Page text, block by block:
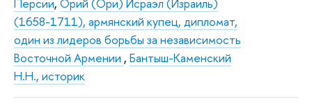
(1658-1711), армянский купец, дипломат,
один из лидеров борьбы за независимость
Восточной Армении , Бантыш-Каменский
Н.Н., историк